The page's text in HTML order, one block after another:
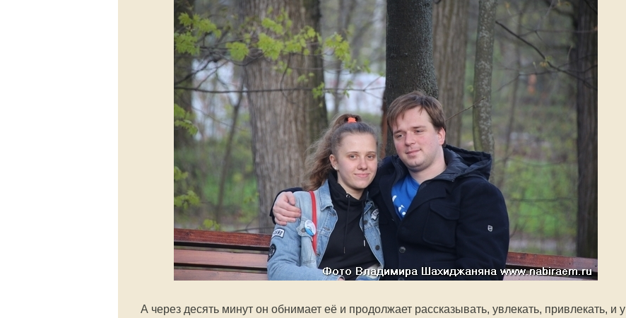
А через десять минут он обнимает её и продолжает рассказывать, увлекать, привлекать, и у